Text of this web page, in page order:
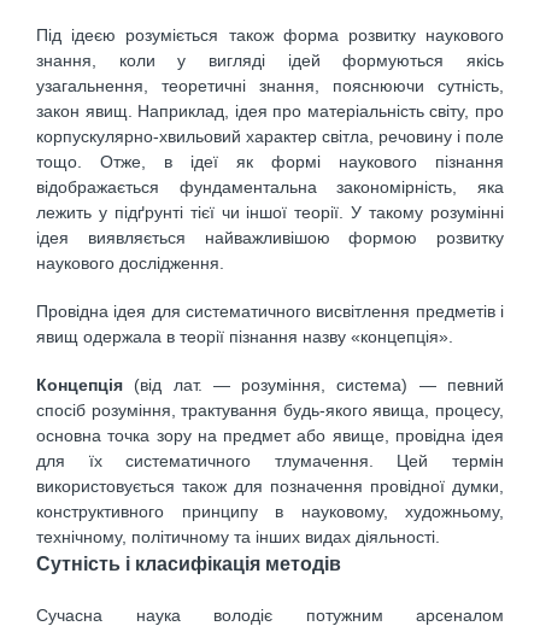
Під ідеєю розуміється також форма розвитку наукового
знання, коли у вигляді ідей формуються якісь
узагальнення, теоретичні знання, пояснюючи сутність,
закон явищ. Наприклад, ідея про матеріальність світу, про
корпускулярно-хвильовий характер світла, речовину і поле
тощо. Отже, в ідеї як формі наукового пізнання
відображається фундаментальна закономірність, яка
лежить у підґрунті тієї чи іншої теорії. У такому розумінні
ідея виявляється найважливішою формою розвитку
наукового дослідження.
Провідна ідея для систематичного висвітлення предметів і
явищ одержала в теорії пізнання назву «концепція».
Концепція (від лат. — розуміння, система) — певний
спосіб розуміння, трактування будь-якого явища, процесу,
основна точка зору на предмет або явище, провідна ідея
для їх систематичного тлумачення. Цей термін
використовується також для позначення провідної думки,
конструктивного принципу в науковому, художньому,
технічному, політичному та інших видах діяльності.
Сутність і класифікація методів
Сучасна наука володіє потужним арсеналом